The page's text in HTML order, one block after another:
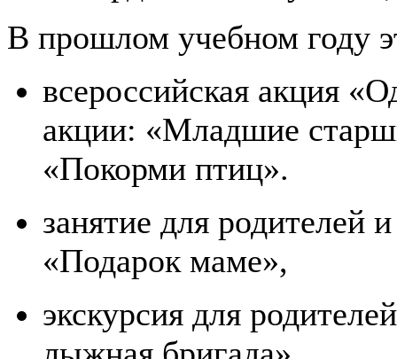
В прошлом учебном году
всероссийская акция
акции: «Младшие
«Покорми птиц».
занятие для родителей
«Подарок маме»,
экскурсия для